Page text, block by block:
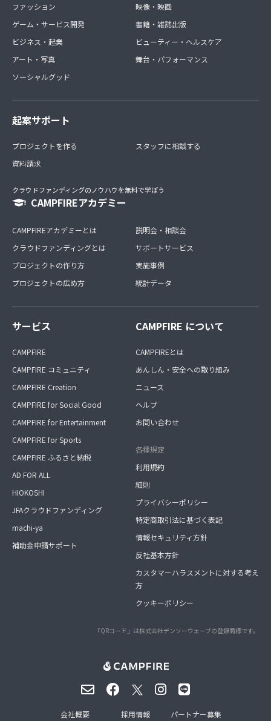
ファッション
ゲーム・サービス開発
ビジネス・起業
アート・写真
ソーシャルグッド
映像・映画
書籍・雑誌出版
ビューティー・ヘルスケア
舞台・パフォーマンス
起案サポート
プロジェクトを作る
資料請求
スタッフに相談する
クラウドファンディングのノウハウを無料で学ぼう
CAMPFIREアカデミー
CAMPFIREアカデミーとは
クラウドファンディングとは
プロジェクトの作り方
プロジェクトの広め方
説明会・相談会
サポートサービス
実施事例
統計データ
サービス
CAMPFIRE
CAMPFIRE コミュニティ
CAMPFIRE Creation
CAMPFIRE for Social Good
CAMPFIRE for Entertainment
CAMPFIRE for Sports
CAMPFIRE ふるさと納税
AD FOR ALL
HIOKOSHI
JFAクラウドファンディング
machi-ya
補助金申請サポート
CAMPFIRE について
CAMPFIREとは
あんしん・安全への取り組み
ニュース
ヘルプ
お問い合わせ
各種規定
利用規約
細則
プライバシーポリシー
特定商取引法に基づく表記
情報セキュリティ方針
反社基本方針
カスタマーハラスメントに対する考え
方
クッキーポリシー
「QRコード」は株式会社デンソーウェーブの登録商標です。
会社概要 採用情報 パートナー募集